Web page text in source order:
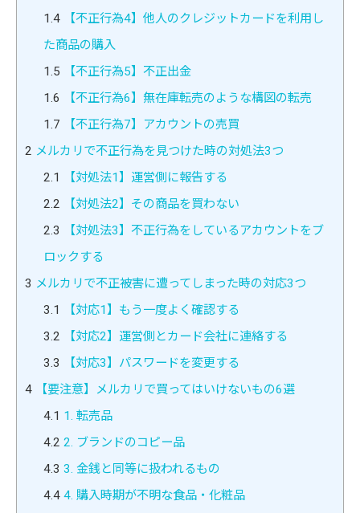
1.4【不正行為4】他人のクレジットカードを利用し
た商品の購入
1.5 【不正行為5】不正出金
1.6 【不正行為6】無在庫転売のような構図の転売
1.7 【不正行為7】アカウントの売買
2 メルカリで不正行為を見つけた時の対処法3つ
2.1
【対処法1】運営側に報告する
2.2 【対処法2】その商品を買わない
2.3 【対処法3】不正行為をしているアカウントをブ
ロックする
3 メルカリで不正被害に遭ってしまった時の対応3つ
3.1
【対応1】もう一度よく確認する
3.2 【対応2】運営側とカード会社に連絡する
3.3 【対応3】パスワードを変更する
4 【要注意】メルカリで買ってはいけないもの6選
4.1 1. 転売品
4.2 2. ブランドのコピー品
4.3 3. 金銭と同等に扱われるもの
4.44. 購入時期が不明な食品・化粧品